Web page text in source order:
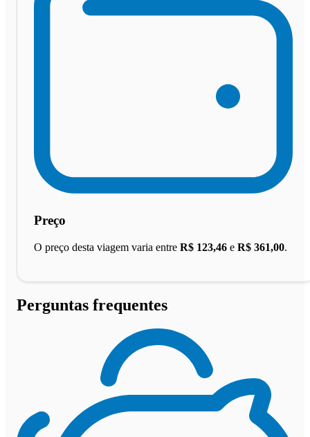
Preço
O preço desta viagem varia entre R$ 123,46 e R$ 361,00.
Perguntas frequentes